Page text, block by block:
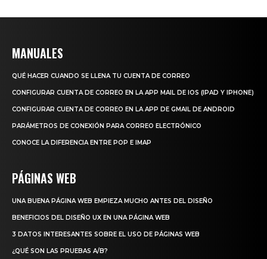
MANUALES
QUÉ HACER CUANDO SE LLENA TU CUENTA DE CORREO
CONFIGURAR CUENTA DE CORREO EN LA APP MAIL DE IOS (IPAD Y IPHONE)
CONFIGURAR CUENTA DE CORREO EN LA APP DE GMAIL DE ANDROID
PARÁMETROS DE CONEXIÓN PARA CORREO ELECTRÓNICO
CONOCE LA DIFERENCIA ENTRE POP E IMAP
PÁGINAS WEB
UNA BUENA PÁGINA WEB EMPIEZA MUCHO ANTES DEL DISEÑO
BENEFICIOS DEL DISEÑO UX EN UNA PÁGINA WEB
3 DATOS INTERESANTES SOBRE EL USO DE PÁGINAS WEB
¿QUÉ SON LAS PRUEBAS A/B?